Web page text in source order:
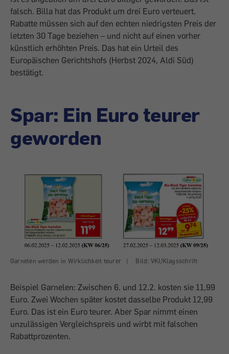
falsch. Billa hat das Produkt um drei Euro verteuert.
Rabatte müssen sich auf den echten niedrigsten Preis der
letzten 30 Tage beziehen – und nicht auf einen vorher
künstlich erhöhten Preis. Das hat ein Urteil des
Europäischen Gerichtshofs (Herbst 2024, Aldi Süd)
bestätigt.
Spar: Ein Euro teurer
geworden
Garnelen werden in Wirklichkeit teurer | Bild: VKI/Klagsschrift
Beispiel Garnelen: Zwischen 6. und 12.2. kosten sie 11,99
Euro. Zwei Wochen später kostet dasselbe Produkt 12,99
Euro. Das ist ein Euro teurer. Aber Spar nimmt einen
unzulässigen Vergleichspreis und wirbt mit falschen
Rabattprozenten.